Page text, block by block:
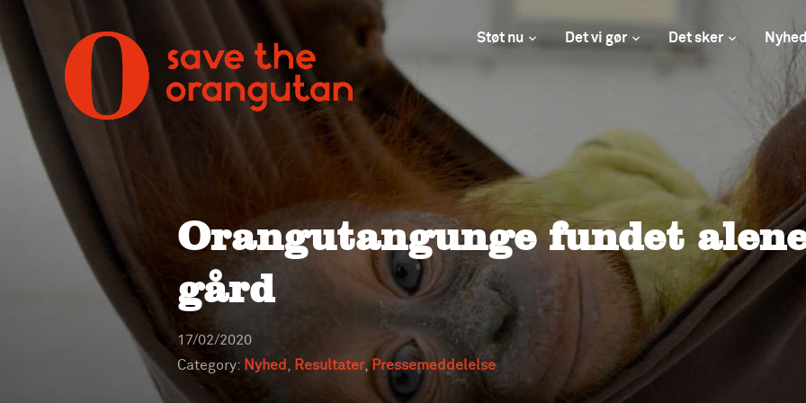
Støt nu Det vi gør Det sker
Orangutangunge fundet
gård
17/02/2020
Category: Nyhed Resultater, Pressemeddelelse